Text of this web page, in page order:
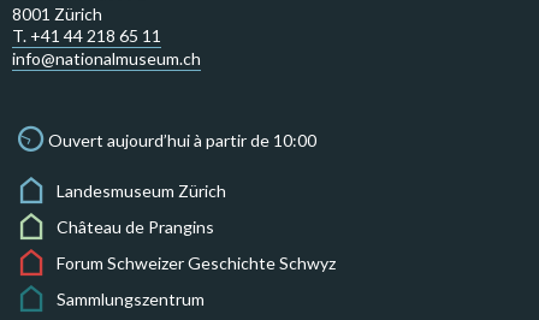
8001 Zürich
T. +41 44 218 65 11
info@nationalmuseum.ch
Ouvert aujourd’hui à partir de 10:00
Landesmuseum Zürich
Château de Prangins
Forum Schweizer Geschichte Schwyz
Sammlungszentrum